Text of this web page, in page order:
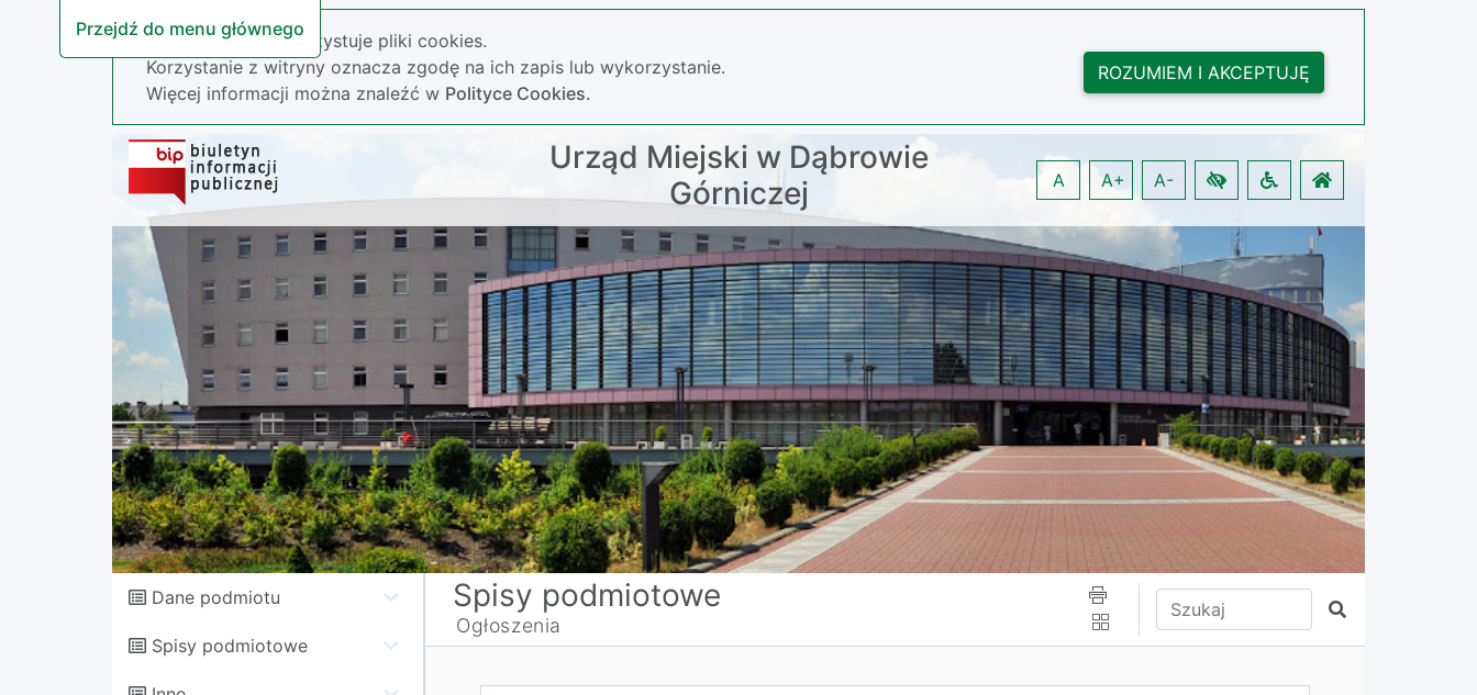
Przejdź do menu głównego
Nasza strona wykorzystuje pliki cookies.
Korzystanie z witryny oznacza zgodę na ich zapis lub wykorzystanie.
Więcej informacji można znaleźć w Polityce Cookies.
ROZUMIEM I AKCEPTUJĘ
Urząd Miejski w Dąbrowie
Górniczej
A A+ A-
Dane podmiotu
Spisy podmiotowe
Spisy podmiotowe
Ogłoszenia
Wpisz tekst do wyszukania
Szukaj